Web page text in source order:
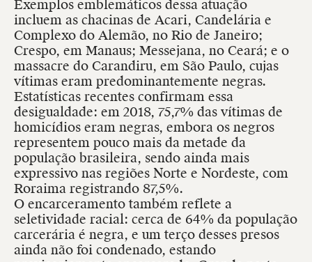
Exemplos emblemáticos dessa atuação
incluem as chacinas de Acari, Candelária e
Complexo do Alemão, no Rio de Janeiro;
Crespo, em Manaus; Messejana, no Ceará; e o
massacre do Carandiru, em São Paulo, cujas
vítimas eram predominantemente negras.
Estatísticas recentes confirmam essa
desigualdade: em 2018, 75,7% das vítimas de
homicídios eram negras, embora os negros
representem pouco mais da metade da
população brasileira, sendo ainda mais
expressivo nas regiões Norte e Nordeste, com
Roraima registrando 87,5%.
O encarceramento também reflete a
seletividade racial: cerca de 64% da população
carcerária é negra, e um terço desses presos
ainda não foi condenado, estando